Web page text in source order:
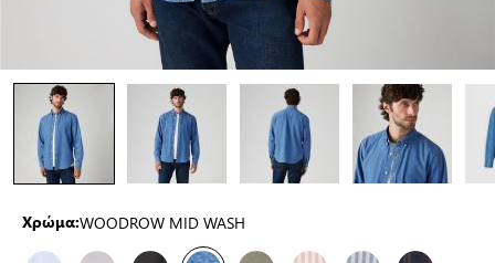
Χρώμα:WOODROW MID WASH